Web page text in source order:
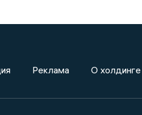
Реклама О холдинге